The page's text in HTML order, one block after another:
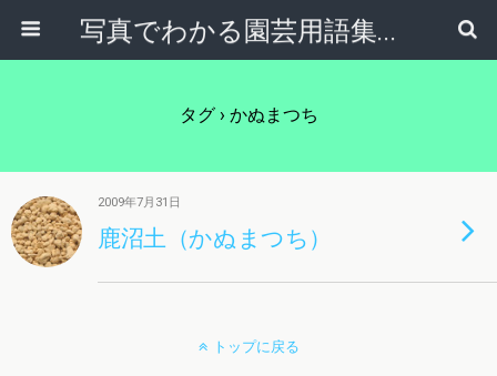
写真でわかる園芸用語集｜見て納得！かんたんガーデニング用語辞典
タグ › かぬまつち
2009年7月31日
鹿沼土（かぬまつち）
トップに戻る